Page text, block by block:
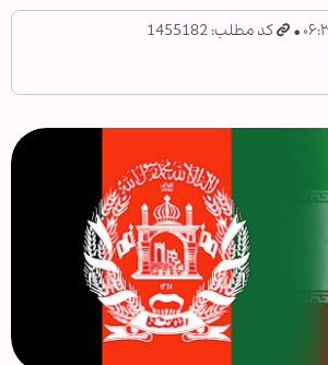
کد مطلب: 1455182